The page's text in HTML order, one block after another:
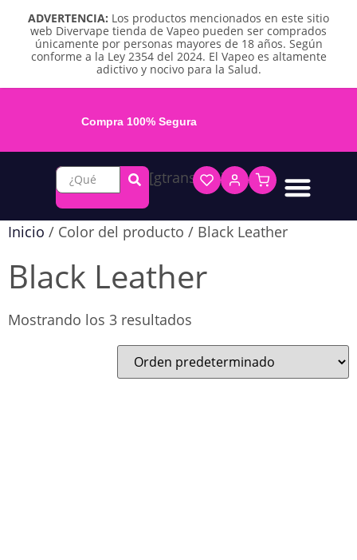
ADVERTENCIA: Los productos mencionados en este sitio
web Divervape tienda de Vapeo pueden ser comprados
únicamente por personas mayores de 18 años. Según
conforme a la Ley 2354 del 2024. El Vapeo es altamente
adictivo y nocivo para la Salud.
Compra 100% Segura
[gtranslate]
Inicio / Color del producto / Black Leather
Black Leather
Mostrando los 3 resultados